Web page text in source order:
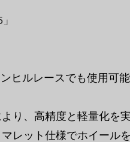
ヒルレースでも使用可
り、高精度と軽量化を
レット仕様でホイール